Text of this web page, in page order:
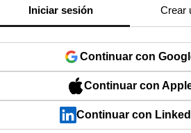
Iniciar sesión Crear
Continuar con
Continuar con
Continuar con